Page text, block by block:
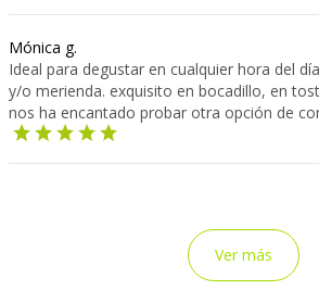
Mónica g.
Ideal para degustar en cualquier hora del
y/o merienda. exquisito en bocadillo, en
nos ha encantado probar otra opción de
Ver más